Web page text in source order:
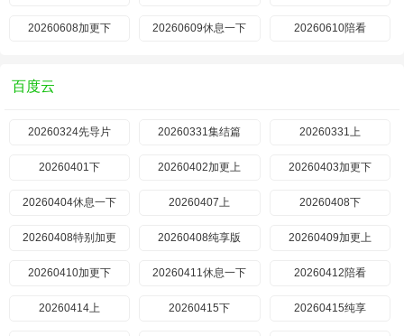
20260608加更下 20260609休息一下 20260610陪看
百度云
20260324先导片 20260331集结篇 20260331上
20260401下 20260402加更上 20260403加更下
20260404休息一下 20260407上 20260408下
20260408特别加更 20260408纯享版 20260409加更上
20260410加更下 20260411休息一下 20260412陪看
20260414上 20260415下 20260415纯享